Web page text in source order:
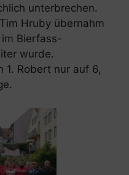
unterbrechen.
Hruby übernahm
Bierfass-
wurde.
1. Robert nur auf 6,